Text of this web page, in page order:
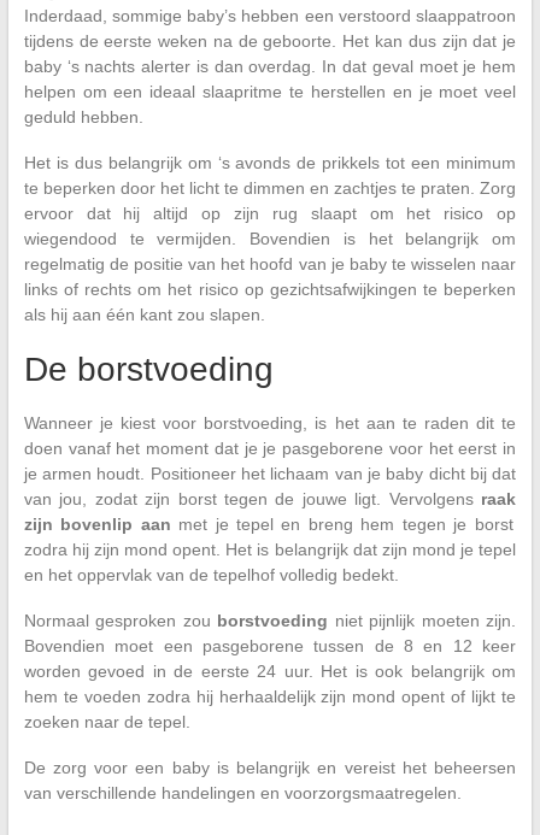
Inderdaad, sommige baby’s hebben een verstoord slaappatroon
tijdens de eerste weken na de geboorte. Het kan dus zijn dat je
baby ‘s nachts alerter is dan overdag. In dat geval moet je hem
helpen om een ideaal slaapritme te herstellen en je moet veel
geduld hebben.
Het is dus belangrijk om ‘s avonds de prikkels tot een minimum
te beperken door het licht te dimmen en zachtjes te praten. Zorg
ervoor dat hij altijd op zijn rug slaapt om het risico op
wiegendood te vermijden. Bovendien is het belangrijk om
regelmatig de positie van het hoofd van je baby te wisselen naar
links of rechts om het risico op gezichtsafwijkingen te beperken
als hij aan één kant zou slapen.
De borstvoeding
Wanneer je kiest voor borstvoeding, is het aan te raden dit te
doen vanaf het moment dat je je pasgeborene voor het eerst in
je armen houdt. Positioneer het lichaam van je baby dicht bij dat
van jou, zodat zijn borst tegen de jouwe ligt. Vervolgens raak
zijn bovenlip aan met je tepel en breng hem tegen je borst
zodra hij zijn mond opent. Het is belangrijk dat zijn mond je tepel
en het oppervlak van de tepelhof volledig bedekt.
Normaal gesproken zou borstvoeding niet pijnlijk moeten zijn.
Bovendien moet een pasgeborene tussen de 8 en 12 keer
worden gevoed in de eerste 24 uur. Het is ook belangrijk om
hem te voeden zodra hij herhaaldelijk zijn mond opent of lijkt te
zoeken naar de tepel.
De zorg voor een baby is belangrijk en vereist het beheersen
van verschillende handelingen en voorzorgsmaatregelen.